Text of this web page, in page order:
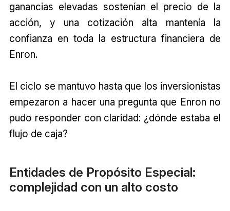
ganancias elevadas sostenían el precio de la
acción, y una cotización alta mantenía la
confianza en toda la estructura financiera de
Enron.
El ciclo se mantuvo hasta que los inversionistas
empezaron a hacer una pregunta que Enron no
pudo responder con claridad: ¿dónde estaba el
flujo de caja?
Entidades de Propósito Especial:
complejidad con un alto costo